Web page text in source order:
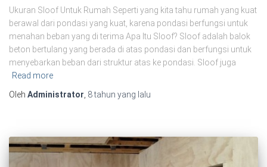
Ukuran Sloof Untuk Rumah Seperti yang kita tahu rumah yang kuat
berawal dari pondasi yang kuat, karena pondasi berfungsi untuk
menahan beban yang di terima Apa Itu Sloof? Sloof adalah balok
beton bertulang yang berada di atas pondasi dan berfungsi untuk
menyebarkan beban dari struktur atas ke pondasi. Sloof juga
Read more
Oleh Administrator 8 tahun yang lalu